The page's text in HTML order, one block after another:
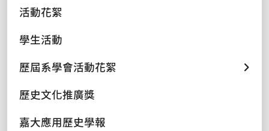
活動花絮
學生活動
歷屆系學會活動花絮
歷史文化推廣獎
嘉大應用歷史學報